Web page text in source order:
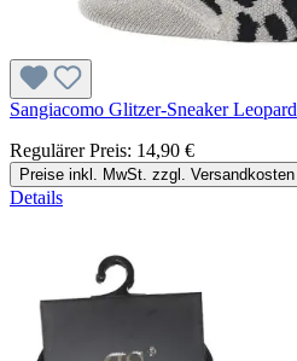
Sangiacomo Glitzer-Sneaker Leopard
Regulärer Preis: 14,90 €
Preise inkl. MwSt. zzgl. Versandkosten
Details